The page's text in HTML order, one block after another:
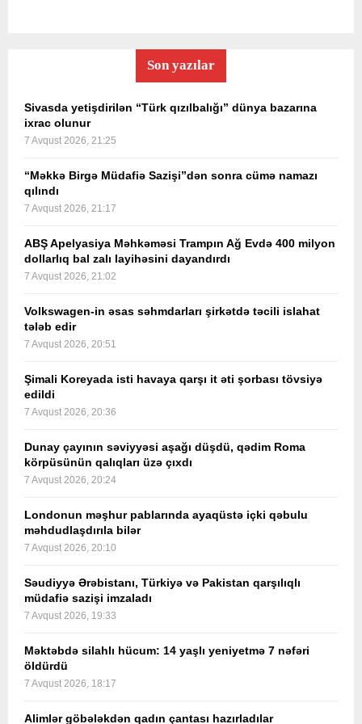
Son yazılar
Sivasda yetişdirilən “Türk qızılbalığı” dünya bazarına
ixrac olunur
7 Avqust 2026, 21:25
“Məkkə Birgə Müdafiə Sazişi”dən sonra cümə namazı
qılındı
7 Avqust 2026, 21:17
ABŞ Apelyasiya Məhkəməsi Trampın Ağ Evdə 400 milyon
dollarlıq bal zalı layihəsini dayandırdı
7 Avqust 2026, 21:02
Volkswagen-in əsas səhmdarları şirkətdə təcili islahat
tələb edir
7 Avqust 2026, 20:51
Şimali Koreyada isti havaya qarşı it əti şorbası tövsiyə
edildi
7 Avqust 2026, 20:36
Dunay çayının səviyyəsi aşağı düşdü, qədim Roma
körpüsünün qalıqları üzə çıxdı
7 Avqust 2026, 20:24
Londonun məşhur pablarında ayaqüstə içki qəbulu
məhdudlaşdırıla bilər
7 Avqust 2026, 20:10
Səudiyyə Ərəbistanı, Türkiyə və Pakistan qarşılıqlı
müdafiə sazişi imzaladı
7 Avqust 2026, 19:33
Məktəbdə silahlı hücum: 14 yaşlı yeniyetmə 7 nəfəri
öldürdü
7 Avqust 2026, 18:17
Alimlər göbələkdən qadın çantası hazırladılar